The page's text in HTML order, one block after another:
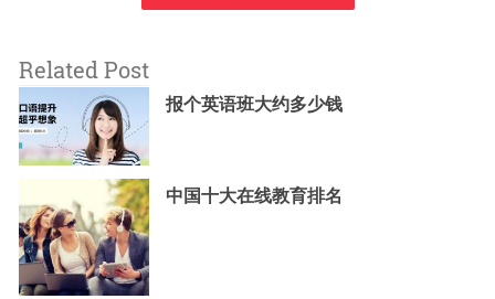
Related Post
报个英语班大约多少钱
中国十大在线教育排名